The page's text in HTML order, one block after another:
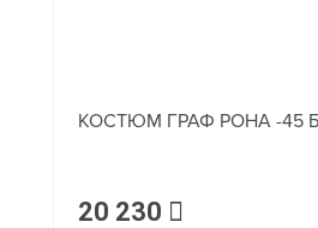
КОСТЮМ ГРАФ РОНА -45
20 230